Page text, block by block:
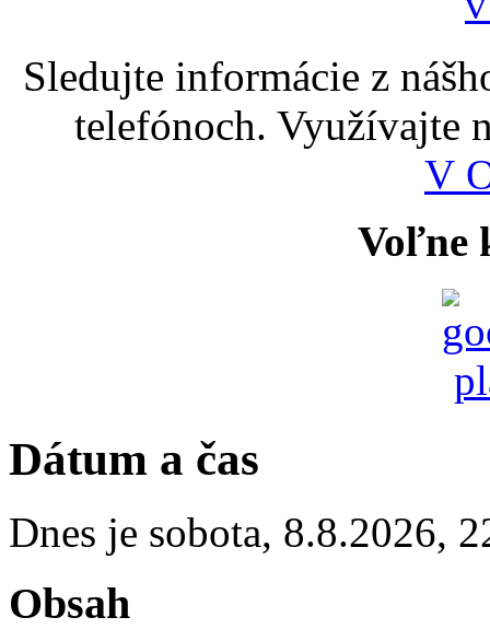
Sledujte informácie z
telefónoch. Využívajte
V
Voľne
Dátum a čas
Dnes je sobota, 8.8.2026,
Obsah